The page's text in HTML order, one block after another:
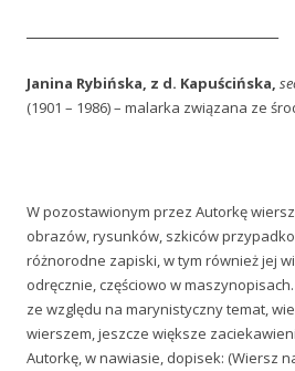
Janina Rybińska, z d. Kapuścińska,
(1901 – 1986) – malarka związana ze
W pozostawionym przez Autorkę
obrazów, rysunków, szkiców
różnorodne zapiski, w tym również jej
odręcznie, częściowo w
ze względu na marynistyczny temat,
wierszem, jeszcze większe
Autorkę, w nawiasie, dopisek: (Wiersz